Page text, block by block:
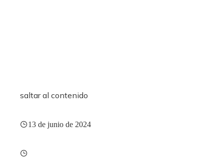
saltar al contenido
13 de junio de 2024